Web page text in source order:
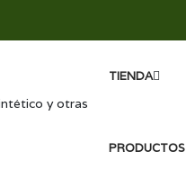
TIENDA
PRODUCTOS